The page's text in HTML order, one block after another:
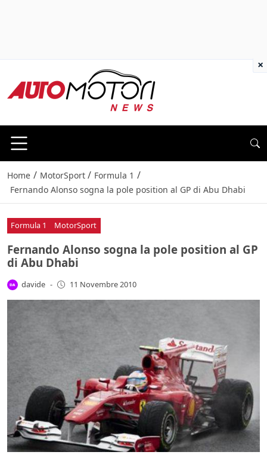
Home / MotorSport / Formula 1 /
Fernando Alonso sogna la pole position al GP di Abu Dhabi
Formula 1 MotorSport
Fernando Alonso sogna la pole position al GP
di Abu Dhabi
davide - 11 Novembre 2010
×